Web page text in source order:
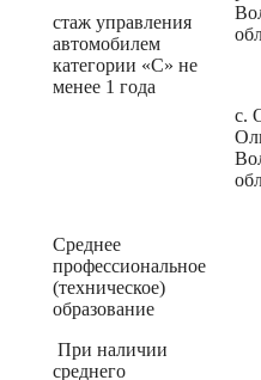
стаж управления
автомобилем
категории «С» не
менее 1 года
с.
Среднее
профессиональное
(техническое)
образование
При наличии
среднего